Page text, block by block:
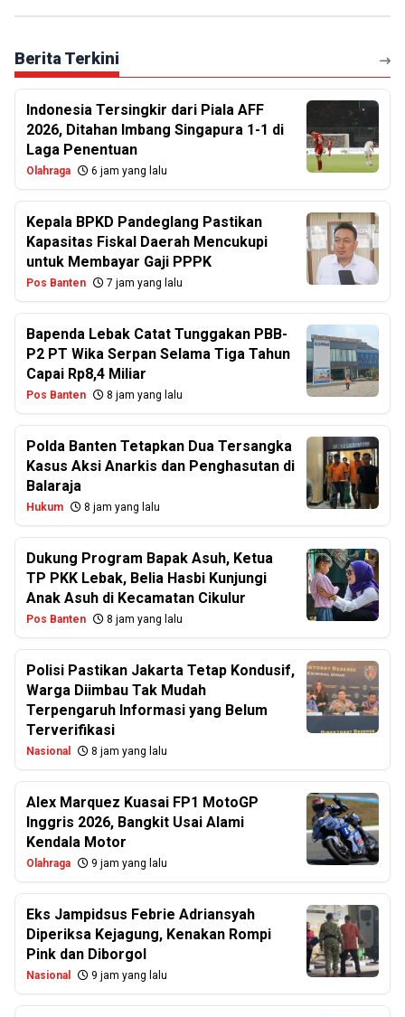
Berita Terkini
Indonesia Tersingkir dari Piala AFF
2026, Ditahan Imbang Singapura 1-1 di
Laga Penentuan
Olahraga 6 jam yang lalu
Kepala BPKD Pandeglang Pastikan
Kapasitas Fiskal Daerah Mencukupi
untuk Membayar Gaji PPPK
Pos Banten 7 jam yang lalu
Bapenda Lebak Catat Tunggakan PBB-
P2 PT Wika Serpan Selama Tiga Tahun
Capai Rp8,4 Miliar
Pos Banten 8 jam yang lalu
Polda Banten Tetapkan Dua Tersangka
Kasus Aksi Anarkis dan Penghasutan di
Balaraja
Hukum 8 jam yang lalu
Dukung Program Bapak Asuh, Ketua
TP PKK Lebak, Belia Hasbi Kunjungi
Anak Asuh di Kecamatan Cikulur
Pos Banten 8 jam yang lalu
Polisi Pastikan Jakarta Tetap Kondusif,
Warga Diimbau Tak Mudah
Terpengaruh Informasi yang Belum
Terverifikasi
Nasional 8 jam yang lalu
Alex Marquez Kuasai FP1 MotoGP
Inggris 2026, Bangkit Usai Alami
Kendala Motor
Olahraga 9 jam yang lalu
Eks Jampidsus Febrie Adriansyah
Diperiksa Kejagung, Kenakan Rompi
Pink dan Diborgol
Nasional 9 jam yang lalu